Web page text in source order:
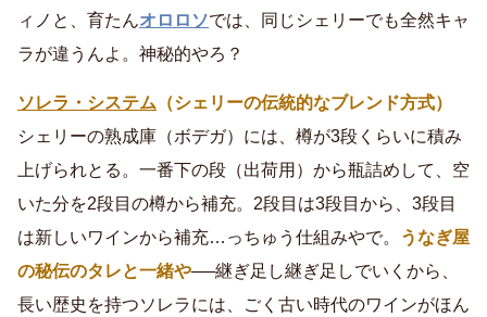
ィノと、育たんオロロソでは、同じシェリーでも全然キャ
ラが違うんよ。神秘的やろ？
ソレラ・システム （シェリーの伝統的なブレンド方式）
シェリーの熟成庫（ボデガ）には、樽が3段くらいに積み
上げられとる。一番下の段（出荷用）から瓶詰めして、空
いた分を2段目の樽から補充。2段目は3段目から、3段目
は新しいワインから補充…っちゅう仕組みやで。
うなぎ屋
の秘伝のタレと一緒や──継ぎ足し継ぎ足しでいくから、
長い歴史を持つソレラには、ごく古い時代のワインがほん